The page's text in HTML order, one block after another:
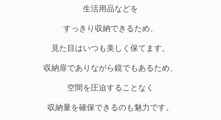
生活用品などを
すっきり収納できるため、
見た目はいつも美しく保てます。
収納扉でありながら鏡でもあるため、
空間を圧迫することなく
収納量を確保できるのも魅力です。